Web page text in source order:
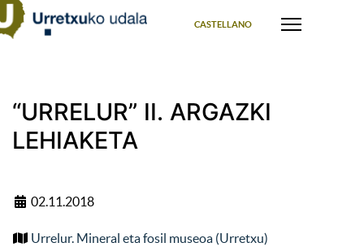
CASTELLANO
“URRELUR” II. ARGAZKI
LEHIAKETA
02.11.2018
Urrelur. Mineral eta fosil museoa (Urretxu)